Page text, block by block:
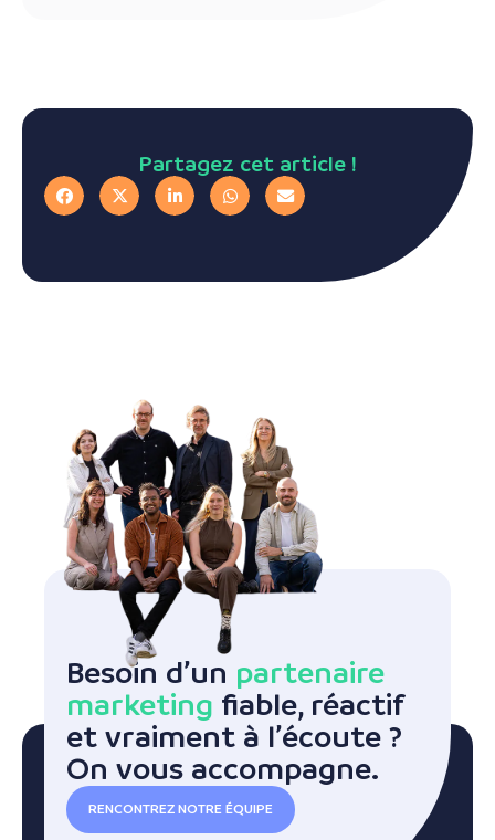
Partagez cet article !
Besoin d’un partenaire
marketing fiable, réactif
et vraiment à l’écoute ?
On vous accompagne.
RENCONTREZ NOTRE ÉQUIPE